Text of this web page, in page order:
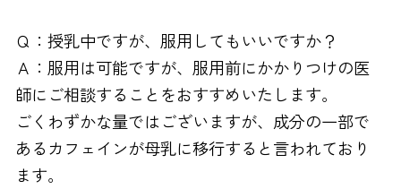
Ｑ：授乳中ですが、服用してもいいですか？
Ａ：服用は可能ですが、服用前にかかりつけの医
師にご相談することをおすすめいたします。
ごくわずかな量ではございますが、成分の一部で
あるカフェインが母乳に移行すると言われており
ます。